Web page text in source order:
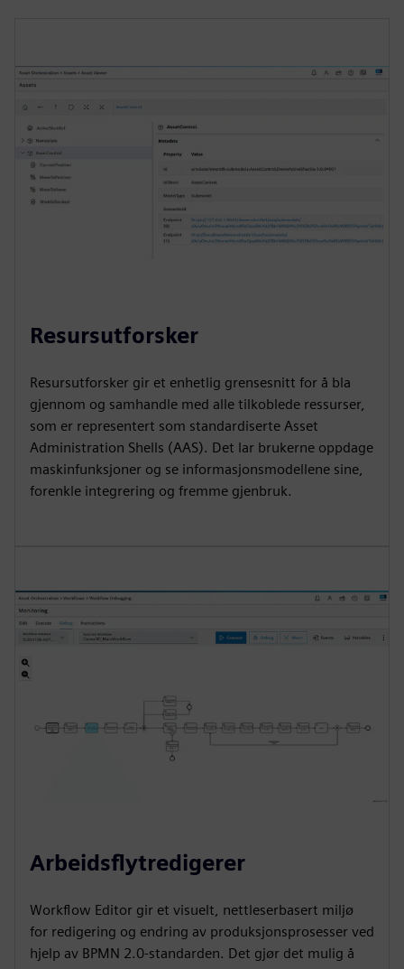
Resursutforsker
Resursutforsker gir et enhetlig grensesnitt for å bla
gjennom og samhandle med alle tilkoblede ressurser,
som er representert som standardiserte Asset
Administration Shells (AAS). Det lar brukerne oppdage
maskinfunksjoner og se informasjonsmodellene sine,
forenkle integrering og fremme gjenbruk.
Arbeidsflytredigerer
Workflow Editor gir et visuelt, nettleserbasert miljø
for redigering og endring av produksjonsprosesser ved
hjelp av BPMN 2.0-standarden. Det gjør det mulig å